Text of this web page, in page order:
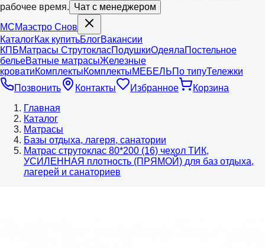
рабочее время. Чат с менеджером
МСМаэстро Снов
КаталогКак купитьБлогВакансии
КПБМатрасы СтрутокласПодушкиОдеялаПостельное
бельеВатные матрасыЖелезные
кроватиКомплектыКомплектыМЕБЕЛЬПо типуТележки
Позвонить
Контакты Избранное
Корзина
Главная
Каталог
Матрасы
Базы отдыха, лагеря, санатории
Матрас струтоклас 80*200 (16) чехол ТИК,
УСИЛЕННАЯ плотность (ПРЯМОЙ) для баз отдыха,
лагерей и санаториев